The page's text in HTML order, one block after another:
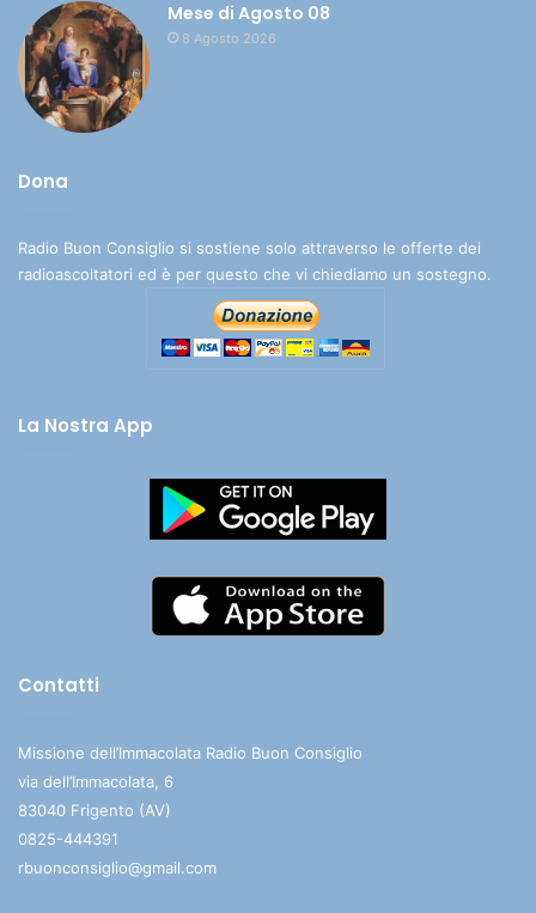
Mese di Agosto 08
8 Agosto 2026
Dona
Radio Buon Consiglio si sostiene solo attraverso le offerte dei
radioascoltatori ed è per questo che vi chiediamo un sostegno.
La Nostra App
Contatti
Missione dell’Immacolata Radio Buon Consiglio
via dell’Immacolata, 6
83040 Frigento (AV)
0825-444391
rbuonconsiglio@gmail.com